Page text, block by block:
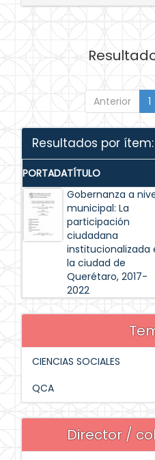
Anterior 1
Resultados por ítem:
PORTADATÍTULO
Gobernanza a
municipal: La
participación
ciudadana
institucionalizada
la ciudad de
Querétaro, 2017-
2022
CIENCIAS SOCIALES
QCA
Director /